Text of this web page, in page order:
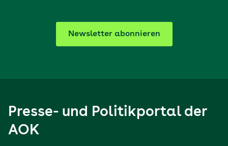
Newsletter abonnieren
Presse- und Politikportal der
AOK